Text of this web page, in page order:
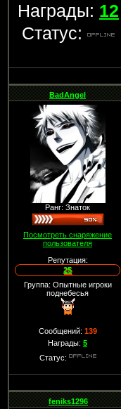
Награды: 12
Статус:
BadAngel
Ранг: Знаток
Посмотреть снаряжение
пользователя
Репутация:
25
Группа: Опытные игроки
поднебесья
Сообщений: 139
Награды: 5
Статус:
feniks1296